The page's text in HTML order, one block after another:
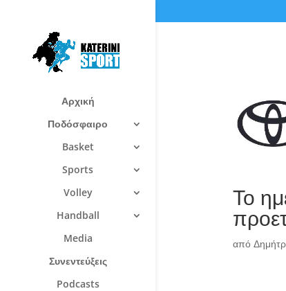
Αρχική
Ποδόσφαιρο
Basket
Sports
Volley
Handball
Media
Συνεντεύξεις
Podcasts
Το
από